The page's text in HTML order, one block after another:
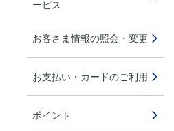
ービス
お客さま情報の照会・変更
お支払い・カードのご利用
ポイント